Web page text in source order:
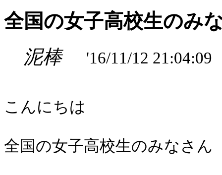
全国の女子高校生のみ
泥棒 '16/11/12 21:04:09
こんにちは
全国の女子高校生のみなさん